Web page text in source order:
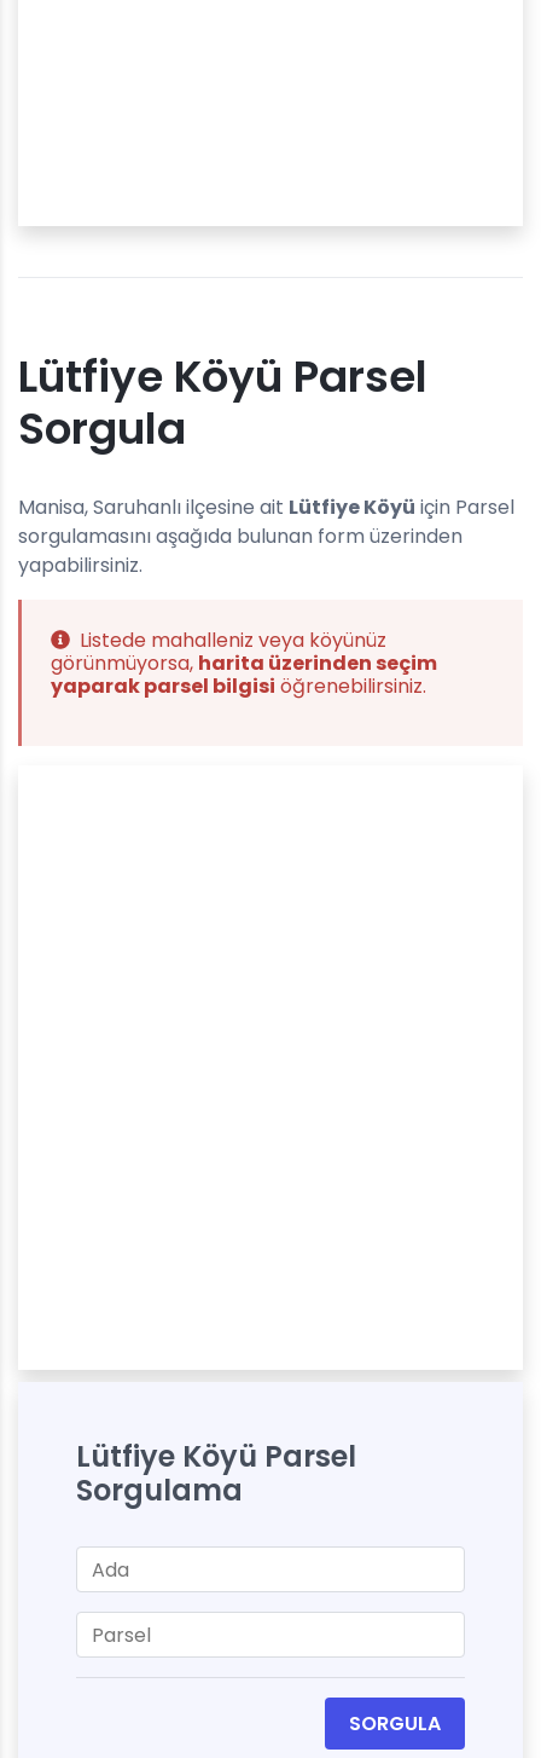
Lütfiye Köyü Parsel
Sorgula
Manisa, Saruhanlı ilçesine ait Lütfiye Köyü için Parsel
sorgulamasını aşağıda bulunan form üzerinden
yapabilirsiniz.
Listede mahalleniz veya köyünüz
görünmüyorsa, harita üzerinden seçim
yaparak parsel bilgisi öğrenebilirsiniz.
Lütfiye Köyü Parsel
Sorgulama
SORGULA